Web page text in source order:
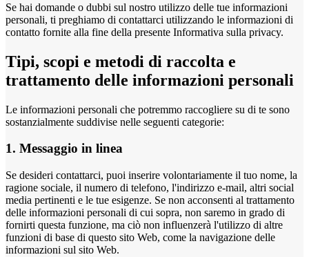
Se hai domande o dubbi sul nostro utilizzo delle tue informazioni
personali, ti preghiamo di contattarci utilizzando le informazioni di
contatto fornite alla fine della presente Informativa sulla privacy.
Tipi, scopi e metodi di raccolta e
trattamento delle informazioni personali
Le informazioni personali che potremmo raccogliere su di te sono
sostanzialmente suddivise nelle seguenti categorie:
1. Messaggio in linea
Se desideri contattarci, puoi inserire volontariamente il tuo nome, la
ragione sociale, il numero di telefono, l'indirizzo e-mail, altri social
media pertinenti e le tue esigenze. Se non acconsenti al trattamento
delle informazioni personali di cui sopra, non saremo in grado di
fornirti questa funzione, ma ciò non influenzerà l'utilizzo di altre
funzioni di base di questo sito Web, come la navigazione delle
informazioni sul sito Web.